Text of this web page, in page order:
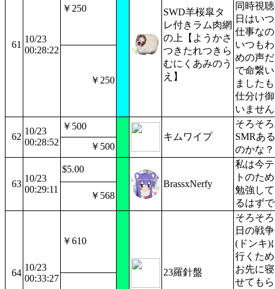
61
10/23
00:28:22
￥250
SWD羊桜皐タ
レ付きラム肉網
の上【ようかさ
つきたれつきら
むにくあみのう
え】
同時視
日はい
仕事な
いつも
めの声
で命繋
ました
仕分け
いません
￥250
62
10/23
00:28:52
￥500
キムワイプ
そろそ
SMRある
のかな？
￥500
63
10/23
00:29:11
$5.00
BrassxNerfy
私は今
トのた
勉強し
るはず
￥568
64
10/23
00:33:27
￥610
23羅針盤
そろそ
日の戦争
(ドンキ)
行くた
お先に
せても